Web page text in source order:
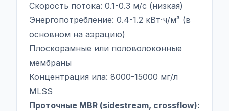
Скорость потока: 0.1-0.3 м/с (низкая)
Энергопотребление: 0.4-1.2 кВт·ч/м³ (в
основном на аэрацию)
Плоскорамные или половолоконные
мембраны
Концентрация ила: 8000-15000 мг/л
MLSS
Проточные MBR (sidestream, crossflow):